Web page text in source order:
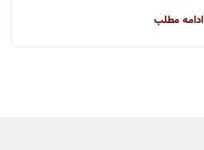
ادامه مطلب